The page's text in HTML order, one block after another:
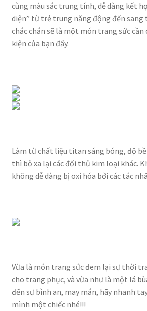
cùng màu sắc trung tính, dễ dàng kết
diện” từ trẻ trung năng động đến
chắc chắn sẽ là một món trang sức
kiện của bạn đấy.
Làm từ chất liệu titan sáng bóng, độ
thì bỏ xa lại các đối thủ kim loại khác.
không dễ dàng bị oxi hóa bởi các tác
Vừa là món trang sức đem lại sự thời
cho trang phục, và vừa như là một lá
đến sự bình an, may mắn, hãy nhanh
mình một chiếc nhé!!!